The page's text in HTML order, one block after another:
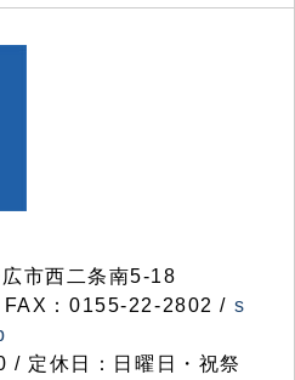
市西二条南5-18
：0155-22-2802 / s
/ 定休日：日曜日・祝祭